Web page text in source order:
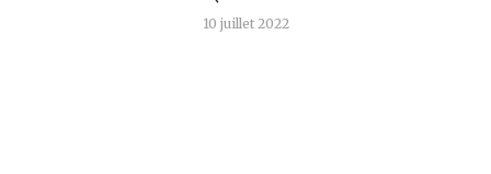
10 juillet 2022